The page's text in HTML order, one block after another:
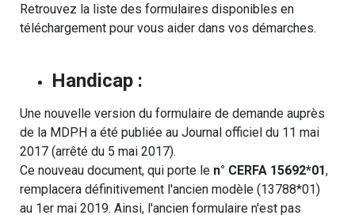
Retrouvez la liste des formulaires disponibles en
téléchargement pour vous aider dans vos démarches.
Handicap :​
Une nouvelle version du formulaire de demande auprès
de la MDPH a été publiée au Journal officiel du 11 mai
2017 (arrêté du 5 mai 2017).
Ce nouveau document, qui porte le n° CERFA 15692*01,
remplacera définitivement l'ancien modèle (13788*01)
au 1er mai 2019. Ainsi, l'ancien formulaire n'est pas